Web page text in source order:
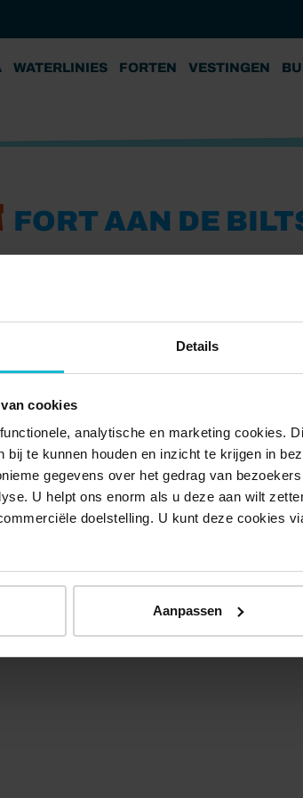
Details
cookies
analytische en marketing cookies.
bij te kunnen houden en inzicht te krijgen in
gegevens over het gedrag van
U helpt ons enorm als u deze aan wilt
doelstelling. U kunt deze cookies
Aanpassen
WATERLINIES FORTEN VESTINGEN
FORT AAN DE
ons Doneer nu Disclaimer Contact